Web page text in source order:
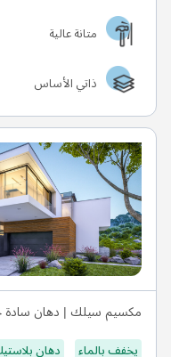
متانة عالية
ذاتي الأساس
مكسيم سيلك | دهان سادة
يخفف بالماء دهان